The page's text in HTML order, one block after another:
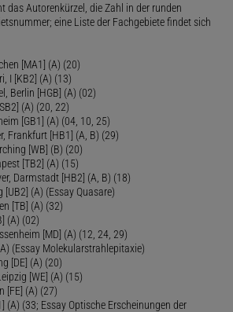
das Autorenkürzel, die Zahl in der runden
eine Liste der Fachgebiete findet sich
[MA1] (A) (20)
I [KB2] (A) (13)
Berlin [HGB] (A) (02)
(A) (20, 22)
[GB1] (A) (04, 10, 25)
Frankfurt [HB1] (A, B) (29)
[WB] (B) (20)
[TB2] (A) (15)
Darmstadt [HB2] (A, B) (18)
(A) (Essay Quasare)
[TB] (A) (32)
(A) (02)
[MD] (A) (12, 24, 29)
(Essay Molekularstrahlepitaxie)
[DE] (A) (20)
[WE] (A) (15)
[FE] (A) (27)
(A) (33; Essay Optische Erscheinungen der